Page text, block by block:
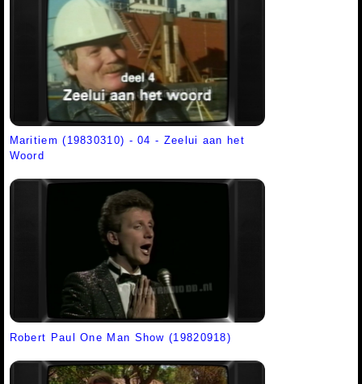
Maritiem (19830310) - 04 - Zeelui aan het
Woord
Robert Paul One Man Show (19820918)